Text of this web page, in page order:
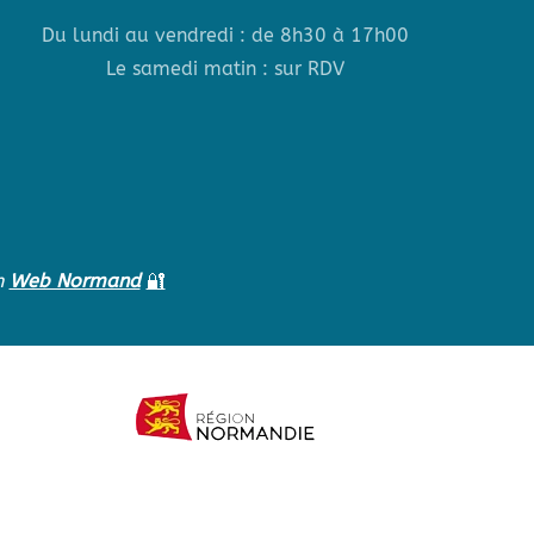
Du lundi au vendredi : de 8h30 à 17h00
Le samedi matin : sur RDV
Web Normand 🔐